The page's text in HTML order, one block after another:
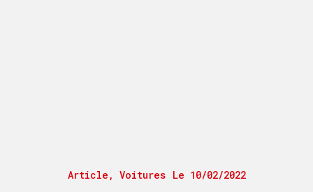
Article , Voitures Le 10/02/2022